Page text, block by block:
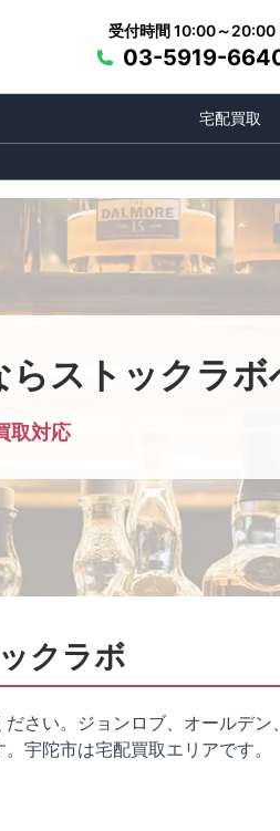
受付時間 10:00～20:00
03-5919-
宅配買取
らストックラボ
取対応
クラボ
さい。ジョンロブ、オールデ
。宇陀市は宅配買取エリアです。